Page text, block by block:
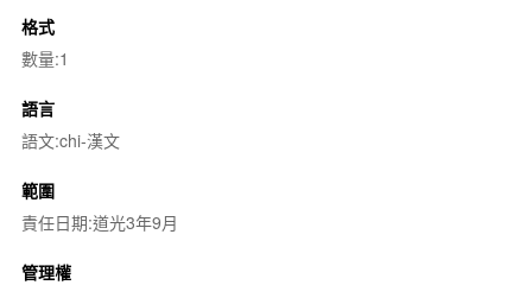
格式
數量:1
語言
語文:chi-漢文
範圍
責任日期:道光3年9月
管理權